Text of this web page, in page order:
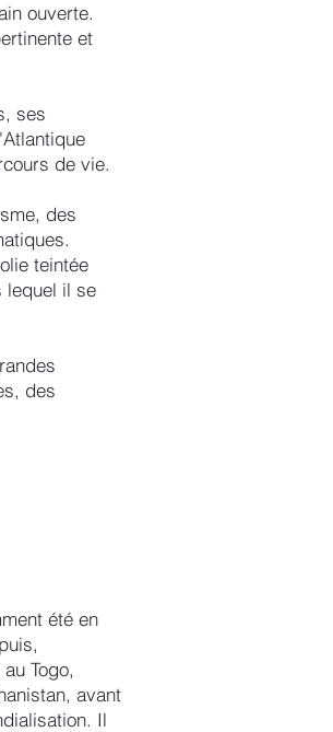
ouverte.
et
ses
de vie.
des
teintée
lequel il se
des
été en
Togo,
avant
Il